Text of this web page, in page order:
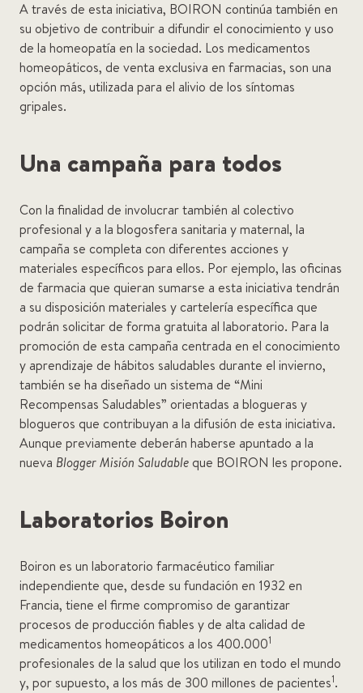
A través de esta iniciativa, BOIRON continúa también en
su objetivo de contribuir a difundir el conocimiento y uso
de la homeopatía en la sociedad. Los medicamentos
homeopáticos, de venta exclusiva en farmacias, son una
opción más, utilizada para el alivio de los síntomas
gripales.
Una campaña para todos
Con la finalidad de involucrar también al colectivo
profesional y a la blogosfera sanitaria y maternal, la
campaña se completa con diferentes acciones y
materiales específicos para ellos. Por ejemplo, las oficinas
de farmacia que quieran sumarse a esta iniciativa tendrán
a su disposición materiales y cartelería específica que
podrán solicitar de forma gratuita al laboratorio. Para la
promoción de esta campaña centrada en el conocimiento
y aprendizaje de hábitos saludables durante el invierno,
también se ha diseñado un sistema de “Mini
Recompensas Saludables” orientadas a blogueras y
blogueros que contribuyan a la difusión de esta iniciativa.
Aunque previamente deberán haberse apuntado a la
nueva Blogger Misión Saludable que BOIRON les propone.
Laboratorios Boiron
Boiron es un laboratorio farmacéutico familiar
independiente que, desde su fundación en 1932 en
Francia, tiene el firme compromiso de garantizar
procesos de producción fiables y de alta calidad de
medicamentos homeopáticos a los 400.0001
profesionales de la salud que los utilizan en todo el mundo
y, por supuesto, a los más de 300 millones de pacientes1.